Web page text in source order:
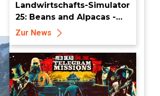
Landwirtschafts-Simulator
25: Beans and Alpacas -
Mehr auf FarmCon
Zur News